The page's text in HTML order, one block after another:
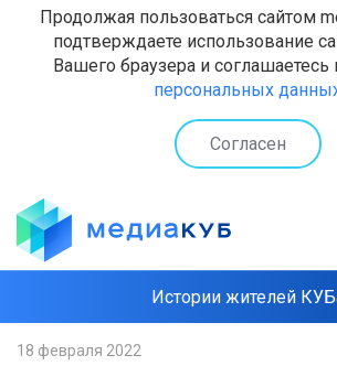
Продолжая пользоваться сайтом
подтверждаете использование
Вашего браузера и соглашаетесь
персональных
Согласен
Истории жителей
18 февраля 2022